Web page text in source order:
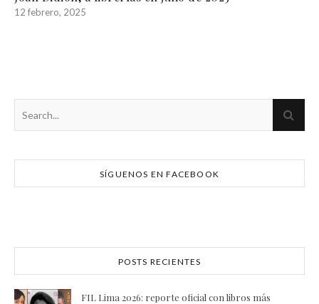
12 febrero, 2025
SÍGUENOS EN FACEBOOK
POSTS RECIENTES
FIL Lima 2026: reporte oficial con libros más